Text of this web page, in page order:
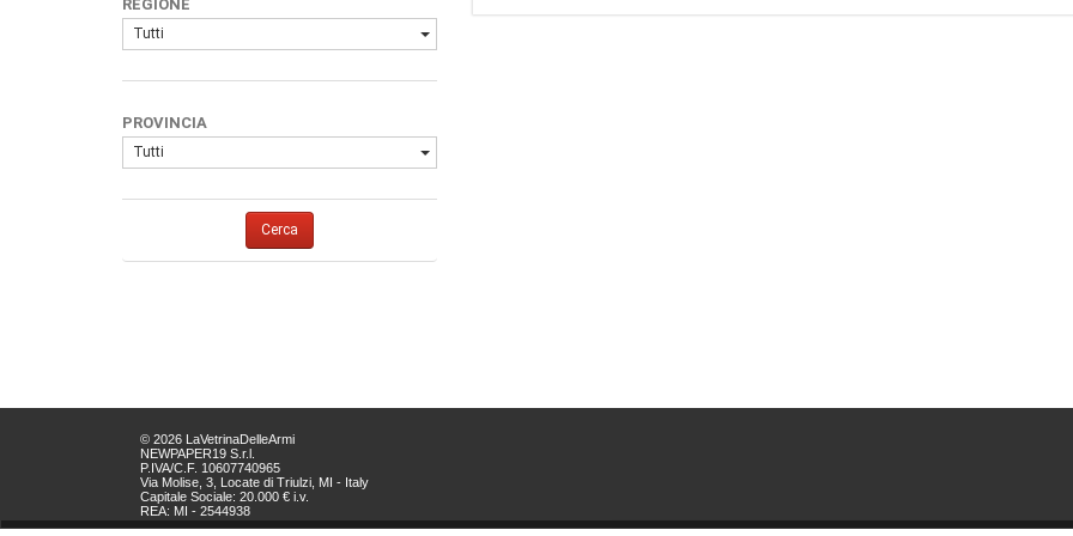
REGIONE
Tutti
PROVINCIA
Tutti
Cerca
© 2026 LaVetrinaDelleArmi
NEWPAPER19 S.r.l.
P.IVA/C.F. 10607740965
Via Molise, 3, Locate di Triulzi, MI - Italy
Capitale Sociale: 20.000 € i.v.
REA: MI - 2544938